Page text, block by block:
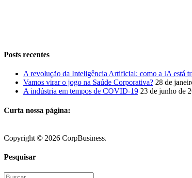
Posts recentes
A revolução da Inteligência Artificial: como a IA está
Vamos virar o jogo na Saúde Corporativa? 28 de
A indústria em tempos de COVID-19 23 de junho de
Curta nossa página:
Copyright © 2026 CorpBusiness.
Toggle
Bar
Pesquisar
Buscar